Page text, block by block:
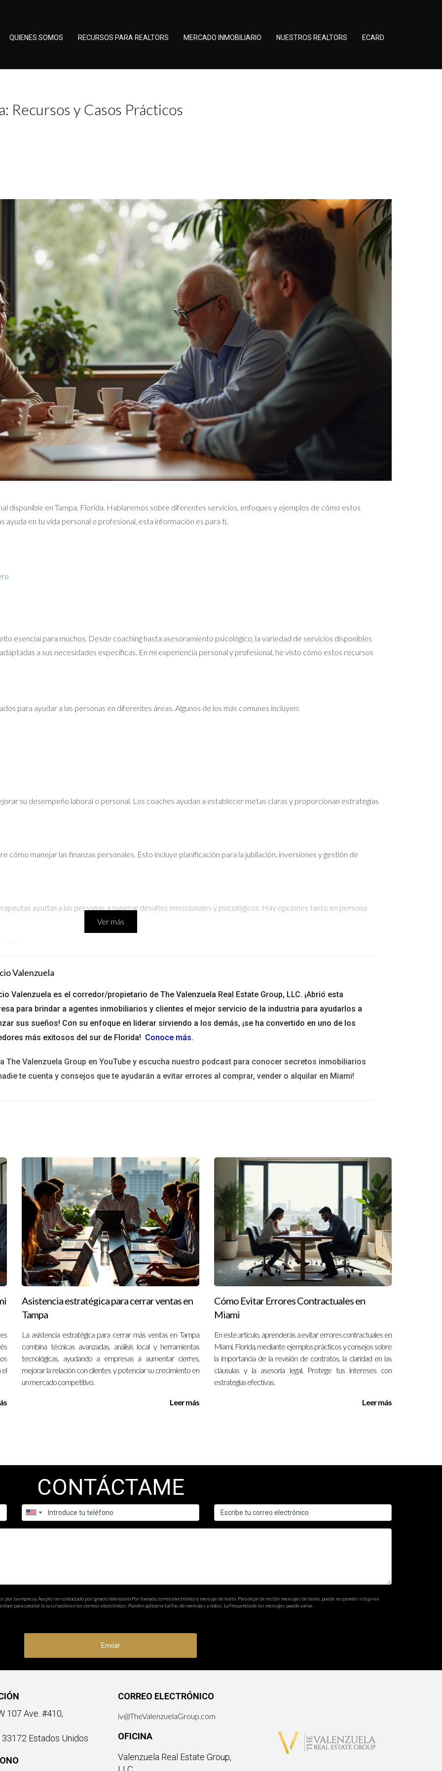
QUIENES SOMOS RECURSOS PARA REALTORS MERCADO INMOBILIARIO NUESTROS REALTORS ECARD
Recursos y Casos Prácticos
disponible en Tampa, Florida. Hablaremos sobre diferentes servicios, enfoques y ejemplos de cómo estos
ayuda en tu vida personal o profesional, esta información es para ti.
esencial para muchos. Desde coaching hasta asesoramiento psicológico, la variedad de servicios disponibles
a sus necesidades específicas. En mi experiencia personal y profesional, he visto cómo estos recursos
para ayudar a las personas en diferentes áreas. Algunos de los más comunes incluyen:
su desempeño laboral o personal. Los coaches ayudan a establecer metas claras y proporcionan estrategias
cómo manejar las finanzas personales. Esto incluye planificación para la jubilación, inversiones y gestión de
ayudan a las personas a superar desafíos emocionales y psicológicos. Hay opciones tanto en persona
su carrera. Después de varias sesiones con un coach, logró clarificar sus objetivos profesionales y encontró un
mejoró su vida laboral, sino también su bienestar emocional.
un empujón en tu vida profesional. Puede ser justo lo que necesitas.
Financiero
de trabajar con un asesor financiero local, logró consolidar sus deudas y ahorrar para una casa. La clave fue
prioridades financieras.
a sentirse más segura y capaz.
terapia puede ofrecerte la ayuda necesaria para avanzar.
Tampa?
especializadas que ofrezcan perfiles detallados y reseñas de coaches en tu área.
consultas iniciales gratuitas o tarifas basadas en porcentaje, lo cual puede ser accesible dependiendo de tus
después de unas pocas sesiones, mientras que otros pueden necesitar meses para experimentar avances
para el apoyo profesional?
Ver más
Valenzuela
Valenzuela es el corredor/propietario de The Valenzuela Real Estate Group, LLC. ¡Abrió esta
para brindar a agentes inmobiliarios y clientes el mejor servicio de la industria para ayudarlos a
sus sueños! Con su enfoque en liderar sirviendo a los demás, ¡se ha convertido en uno de los
más exitosos del sur de Florida! Conoce más.
The Valenzuela Group en YouTube y escucha nuestro podcast para conocer secretos inmobiliarios
te cuenta y consejos que te ayudarán a evitar errores al comprar, vender o alquilar en Miami!
el
Asistencia estratégica para cerrar ventas en
Tampa
La asistencia estratégica para cerrar más ventas en Tampa
combina técnicas avanzadas, análisis local y herramientas
tecnológicas, ayudando a empresas a aumentar cierres,
mejorar la relación con clientes y potenciar su crecimiento en
un mercado competitivo.
Leer más
Cómo Evitar Errores Contractuales en
Miami
En este artículo, aprenderás a evitar errores contractuales en
Miami, Florida, mediante ejemplos prácticos y consejos sobre
la importancia de la revisión de contratos, la claridad en las
cláusulas y la asesoría legal. Protege tus intereses con
estrategias efectivas.
Leer más
CONTÁCTAME
la empresa. Acepto ser contactado por Ignacio Valenzuela Por llamada, correo electrónico y mensaje de texto. Para dejar de recibir mensajes de texto, puede responder «stop» en
para cancelar la suscripción en los correos electrónicos. Pueden aplicarse tarifas de mensajes y datos. La frecuencia de los mensajes puede variar.
Enviar
107 Ave. #410,
33172 Estados Unidos
CORREO ELECTRÓNICO
iv@TheValenzuelaGroup.com
OFICINA
Valenzuela Real Estate Group,